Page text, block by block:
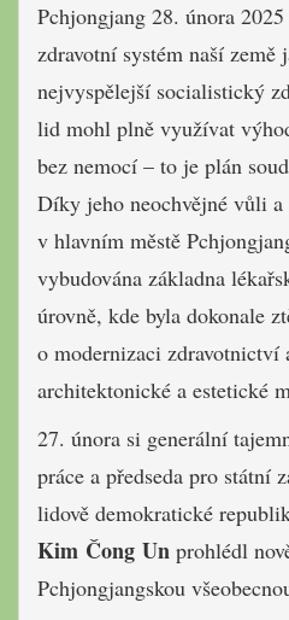
Pchjongjang 28. února
zdravotní systém naší země
nejvyspělejší socialistický
lid mohl plně využívat
bez nemocí – to je plán
Díky jeho neochvějné vůli a
v hlavním městě
vybudována základna
úrovně, kde byla dokonale
o modernizaci zdravotnictví
architektonické a estetické
27. února si generální
práce a předseda pro státní
lidově demokratické
Kim Čong Un prohlédl
Pchjongjangskou